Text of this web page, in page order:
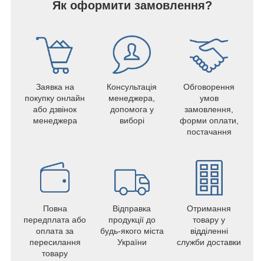
Як оформити замовлення?
Заявка на
покупку онлайн
або дзвінок
менеджера
Консультація
менеджера,
допомога у
виборі
Обговорення
умов
замовлення,
форми оплати,
постачання
Повна
передплата або
оплата за
пересилання
товару
Відправка
продукції до
будь-якого міста
України
Отримання
товару у
відділенні
служби доставки